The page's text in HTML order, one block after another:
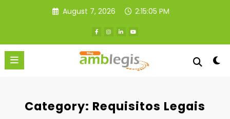
August 7, 2026 2:15:06 PM
Category: Requisitos Legais